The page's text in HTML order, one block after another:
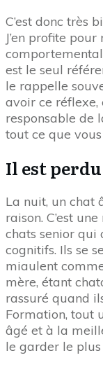
C’est donc très
J’en profite
est le seul
le rappelle
avoir ce réflexe,
responsable de
tout ce que
Il est perdu
La nuit, un chat
raison. C’est
chats senior qui
cognitifs. Ils se
miaulent
mère, étant
rassuré quand
Formation, tout
âgé et à la
le garder le plus